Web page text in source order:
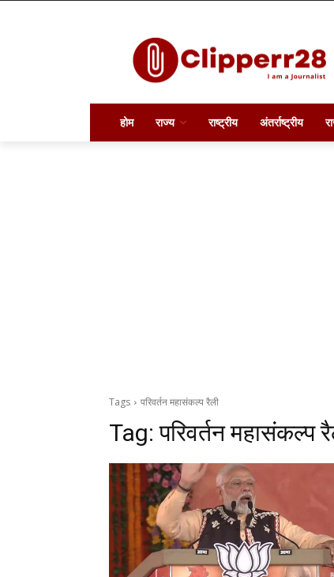
होम राज्य राष्ट्रीय अंतर्राष्ट्रीय
Tags परिवर्तन महासंकल्प रैली
Tag:परिवर्तन महासंकल्प